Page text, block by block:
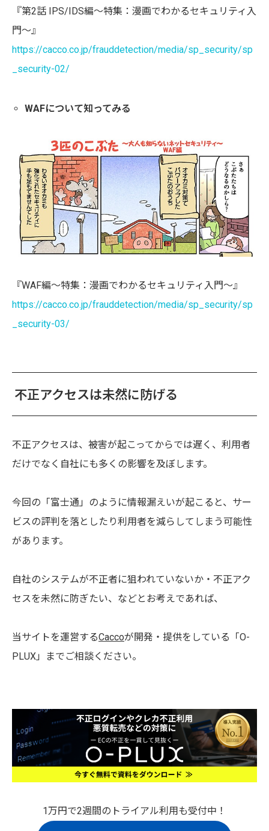
『第2話 IPS/IDS編〜特集：漫画でわかるセキュリティ入
門〜』
https://cacco.co.jp/frauddetection/media/sp_security/sp
_security-02/
WAFについて知ってみる
『WAF編〜特集：漫画でわかるセキュリティ入門〜』
https://cacco.co.jp/frauddetection/media/sp_security/sp
_security-03/
不正アクセスは未然に防げる
不正アクセスは、被害が起こってからでは遅く、利用者
だけでなく自社にも多くの影響を及ぼします。
今回の「富士通」のように情報漏えいが起こると、サー
ビスの評判を落としたり利用者を減らしてしまう可能性
があります。
自社のシステムが不正者に狙われていないか・不正アク
セスを未然に防ぎたい、などとお考えであれば、
当サイトを運営するCaccoが開発・提供をしている「O-
PLUX」までご相談ください。
1万円で2週間のトライアル利用も受付中！